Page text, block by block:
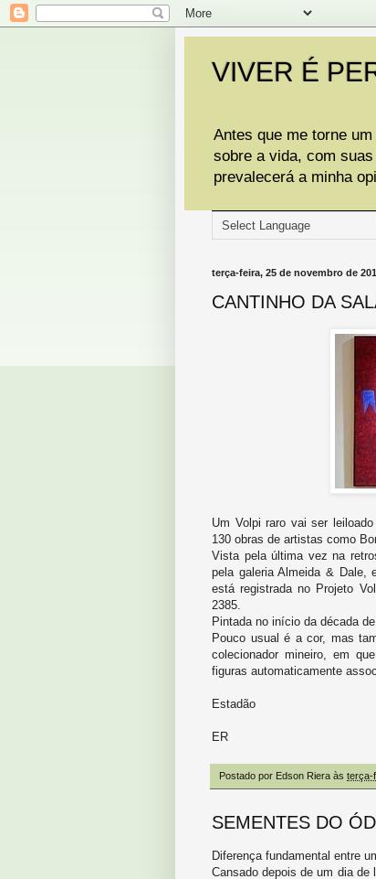
VIVER É
Antes que me torne
sobre a vida, com
prevalecerá a minha
terça-feira, 25 de novembro de
CANTINHO DA
Um Volpi raro vai ser
130 obras de artistas como
Vista pela última vez na
pela galeria Almeida & Dale,
está registrada no Projeto
2385.
Pintada no início da década
Pouco usual é a cor, mas
colecionador mineiro, em
figuras automaticamente
Estadão
ER
Postado por Edson Riera às terça-
SEMENTES DO
Diferença fundamental entre
Cansado depois de um dia de